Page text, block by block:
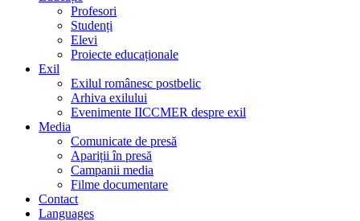
Profesori
Studenți
Elevi
Proiecte educaționale
Exil
Exilul românesc postbelic
Arhiva exilului
Evenimente IICCMER despre exil
Media
Comunicate de presă
Apariții în presă
Campanii media
Filme documentare
Contact
Languages